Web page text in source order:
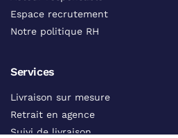
Espace recrutement
Notre politique RH
Services
Livraison sur mesure
Retrait en agence
Suivi de livraison